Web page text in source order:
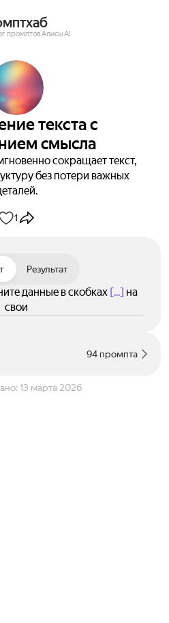
промптов Алисы AI
текста с
смысла
сокращает текст,
без потери важных
1
Результат
данные в скобках [...] на
свои
94 промпта
13 марта 2026